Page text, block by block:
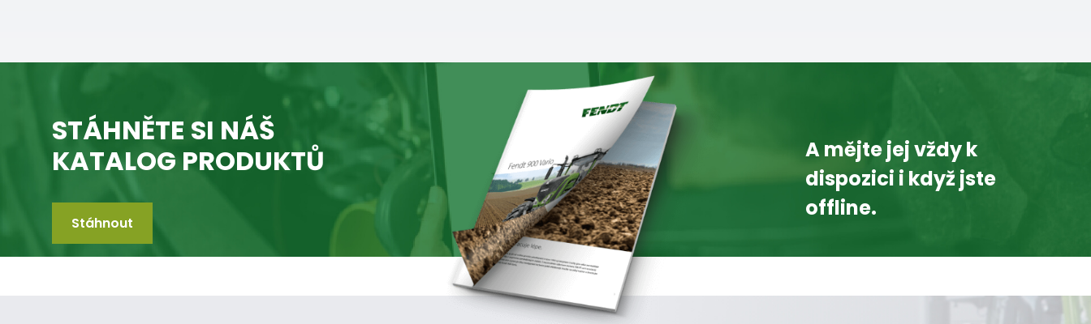
STÁHNĚTE SI NÁŠ
KATALOG PRODUKTŮ
Stáhnout
A mějte jej vždy k
dispozici i když jste
offline.